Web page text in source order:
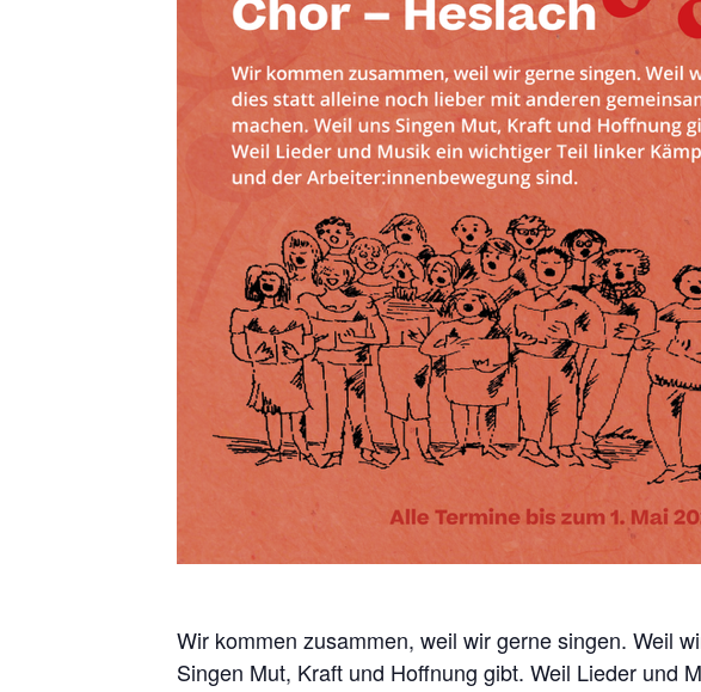
Wir kommen zusammen, weil wir gerne singen. Weil
Singen Mut, Kraft und Hoffnung gibt. Weil Lieder und